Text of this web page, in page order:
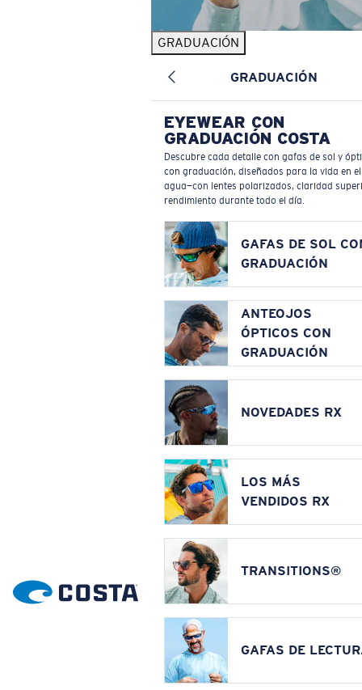
GRADUACIÓN
GRADUACIÓN
EYEWEAR CON
GRADUACIÓN COSTA
Descubre cada detalle con gafas de sol y
con graduación, diseñados para la vida en el
agua—con lentes polarizados, claridad
rendimiento durante todo el día.
GAFAS DE SOL
GRADUACIÓN
ANTEOJOS
ÓPTICOS CON
GRADUACIÓN
NOVEDADES RX
LOS MÁS
VENDIDOS RX
TRANSITIONS®
GAFAS DE